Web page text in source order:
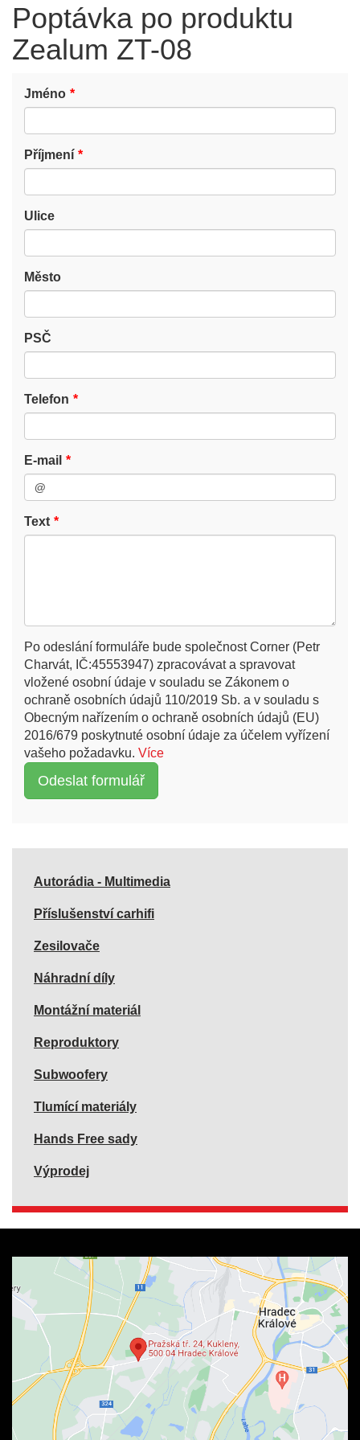
Poptávka po produktu
Zealum ZT-08
Jméno
Příjmení
Ulice
Město
PSČ
Telefon
E-mail
Text
Po odeslání formuláře bude společnost Corner (Petr
Charvát, IČ:45553947) zpracovávat a spravovat
vložené osobní údaje v souladu se Zákonem o
ochraně osobních údajů 110/2019 Sb. a v souladu s
Obecným nařízením o ochraně osobních údajů (EU)
2016/679 poskytnuté osobní údaje za účelem vyřízení
vašeho požadavku. Více
Autorádia - Multimedia
Příslušenství carhifi
Zesilovače
Náhradní díly
Montážní materiál
Reproduktory
Subwoofery
Tlumící materiály
Hands Free sady
Výprodej